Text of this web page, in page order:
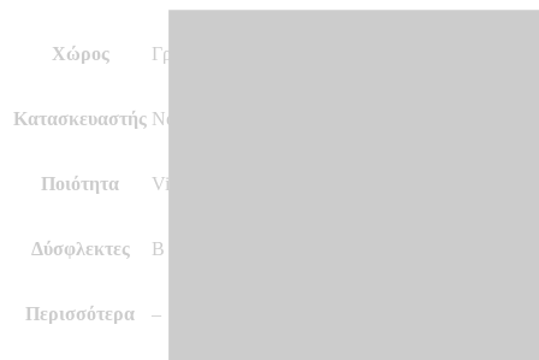
Χώρος Γραφείο και άλλοι χώροι, Κρεβατοκάμαρα, Σαλόνι
Κατασκευαστής Novamur by Marburg
Ποιότητα Vinyl, Vlies – Non Woven, Ψηφιακή Εκτύπωση σε
Δύσφλεκτες B – s1 d0
Περισσότερα –